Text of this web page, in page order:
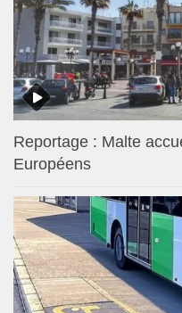
Reportage : Malte
Européens